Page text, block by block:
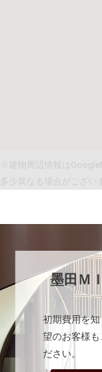
※建物周辺情報は
多少異なる場合がござい
墨田Ｍ
初期費用を
望のお客様も
ださい。